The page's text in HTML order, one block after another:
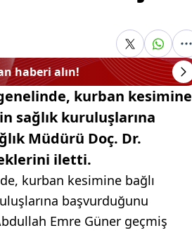
haberi alın!
kurban kesimine
sağlık kuruluşlarına
Müdürü Doç. Dr.
iletti.
kurban kesimine bağlı
başvurduğunu
Emre Güner geçmiş